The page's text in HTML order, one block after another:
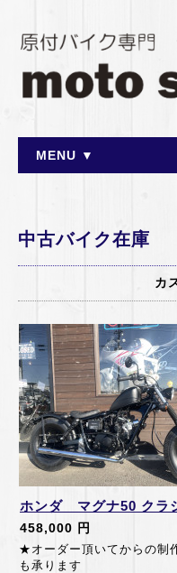
MENU ▼
中古バイク在庫
カ
ホンダ マグナ50 クラ
458,000 円
★オーダー頂いてからの制
も承ります